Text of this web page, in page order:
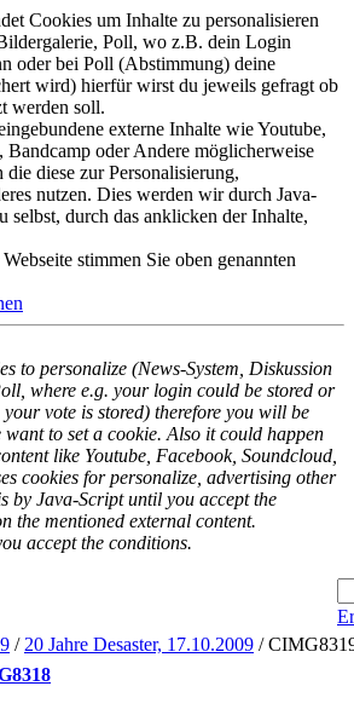
Cookies um Inhalte zu personalisieren
Poll, wo z.B. dein Login
oder bei Poll (Abstimmung) deine
wird) hierfür wirst du jeweils gefragt ob
werden soll.
externe Inhalte wie Youtube,
Bandcamp oder Andere möglicherweise
diese zur Personalisierung,
nutzen. Dies werden wir durch Java-
selbst, durch das anklicken der Inhalte,
stimmen Sie oben genannten
to personalize (News-System, Diskussion
where e.g. your login could be stored or
vote is stored) therefore you will be
to set a cookie. Also it could happen
like Youtube, Facebook, Soundcloud,
cookies for personalize, advertising other
by Java-Script until you accept the
the mentioned external content.
accept the conditions.
/ 20 Jahre Desaster, 17.10.2009 /